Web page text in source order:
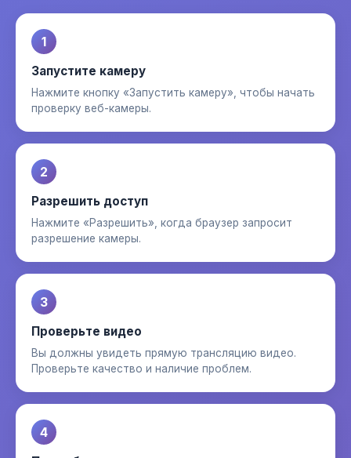
1
Запустите камеру
Нажмите кнопку «Запустить камеру», чтобы начать
проверку веб-камеры.
2
Разрешить доступ
Нажмите «Разрешить», когда браузер запросит
разрешение камеры.
3
Проверьте видео
Вы должны увидеть прямую трансляцию видео.
Проверьте качество и наличие проблем.
4